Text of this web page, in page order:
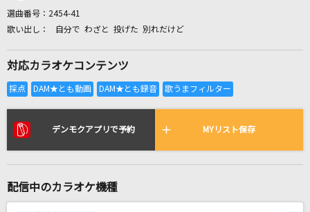
全国りれき
リアルタイムで歌われている曲の一覧
選曲番号： 2454-41
自分で わざと 投げた 別れだけど
対応カラオケコンテンツ
デンモクアプリで予約 MYリスト保存
配信中のカラオケ機種